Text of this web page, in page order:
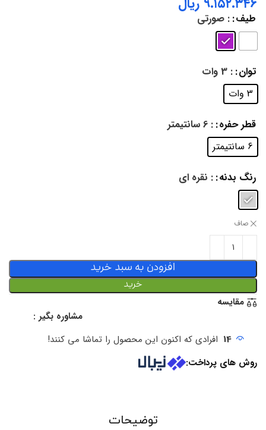
طیف : صورتی
توان : 3 وات
3 وات
قطر حفره : 6 سانتیمتر
6 سانتیمتر
رنگ بدنه : نقره ای
صاف
افزودن به سبد خرید
خرید
مقایسه
مشاوره بگیر :
14 افرادی که اکنون این محصول را تماشا می کنند!
روش های پرداخت:
توضیحات